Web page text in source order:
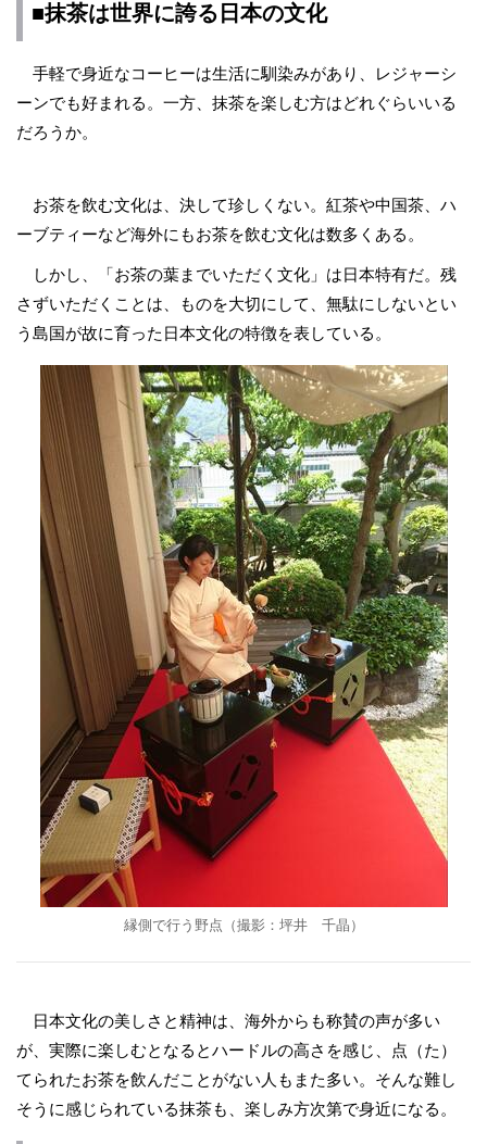
■抹茶は世界に誇る日本の文化
手軽で身近なコーヒーは生活に馴染みがあり、レジャーシ
ーンでも好まれる。一方、抹茶を楽しむ方はどれぐらいいる
だろうか。
お茶を飲む文化は、決して珍しくない。紅茶や中国茶、ハ
ーブティーなど海外にもお茶を飲む文化は数多くある。
しかし、「お茶の葉までいただく文化」は日本特有だ。残
さずいただくことは、ものを大切にして、無駄にしないとい
う島国が故に育った日本文化の特徴を表している。
縁側で行う野点（撮影：坪井 千晶）
日本文化の美しさと精神は、海外からも称賛の声が多い
が、実際に楽しむとなるとハードルの高さを感じ、点（た）
てられたお茶を飲んだことがない人もまた多い。そんな難し
そうに感じられている抹茶も、楽しみ方次第で身近になる。